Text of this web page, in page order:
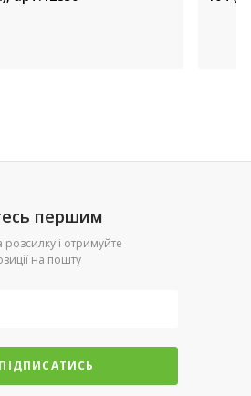
першим
розсилку і отримуйте
на пошту
ПІДПИСАТИСЬ